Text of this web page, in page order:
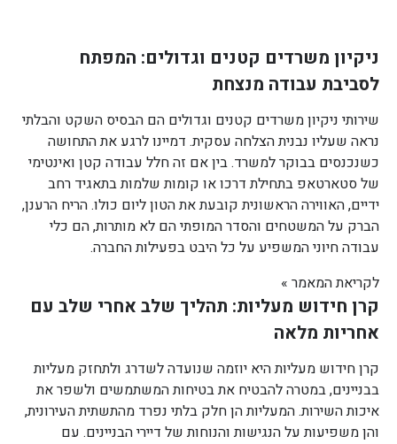
ניקיון משרדים קטנים וגדולים: המפתח
לסביבת עבודה מנצחת
שירותי ניקיון משרדים קטנים וגדולים הם הבסיס השקט והבלתי
נראה שעליו נבנית הצלחה עסקית. דמיינו לרגע את התחושה
כשנכנסים בבוקר למשרד. בין אם זה חלל עבודה קטן ואינטימי
של סטארטאפ בתחילת דרכו או קומות שלמות בתאגיד רחב
ידיים, האווירה הראשונית קובעת את הטון ליום כולו. הריח הרענן,
הברק על המשטחים והסדר המופתי הם לא מותרות, הם כלי
עבודה חיוני המשפיע על כל היבט בפעילות החברה.
לקריאת המאמר »
קרן חידוש מעליות: תהליך שלב אחרי שלב עם
אחריות מלאה
קרן חידוש מעליות היא יוזמה שנועדה לשדרג ולתחזק מעליות
בבניינים, במטרה להבטיח את בטיחות המשתמשים ולשפר את
איכות השירות. המעליות הן חלק בלתי נפרד מהתשתית העירונית,
והן משפיעות על הנגישות והנוחות של דיירי הבניינים. עם